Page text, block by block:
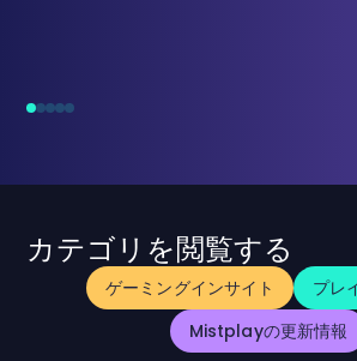
カテゴリを閲覧する
ゲーミングインサイト
プレ
Mistplayの更新情報